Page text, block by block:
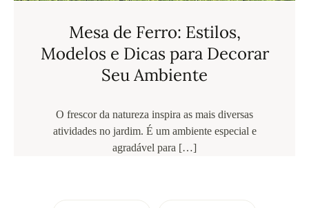
Mesa de Ferro: Estilos,
Modelos e Dicas para Decorar
Seu Ambiente
O frescor da natureza inspira as mais diversas
atividades no jardim. É um ambiente especial e
agradável para […]